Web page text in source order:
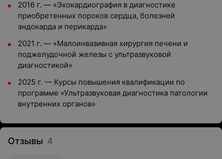
2016 г. — «Эхокардиография в диагностике
приобретенных пороков сердца, болезней
эндокарда и перикарда»
2021 г. — «Малоинвазивная хирургия печени и
поджелудочной железы с ультразвуковой
диагностикой»
2025 г. — Курсы повышения квалификации по
программе «Ультразвуковая диагностика патологии
внутренних органов»
Отзывы 4